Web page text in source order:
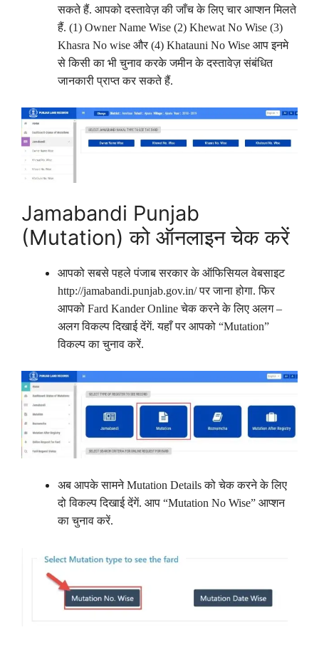
सकते हैं. आपको दस्तावेज़ की जाँच के लिए चार आप्शन मिलते
हैं. (1) Owner Name Wise (2) Khewat No Wise (3)
Khasra No wise और (4) Khatauni No Wise आप इनमे
से किसी का भी चुनाव करके जमीन के दस्तावेज़ संबंधित
जानकारी प्राप्त कर सकते हैं.
Jamabandi Punjab
(Mutation) को ऑनलाइन चेक करें
आपको सबसे पहले पंजाब सरकार के ऑफिसियल वेबसाइट
http://jamabandi.punjab.gov.in/ पर जाना होगा. फिर
आपको Fard Kander Online चेक करने के लिए अलग –
अलग विकल्प दिखाई देंगें. यहाँ पर आपको “Mutation”
विकल्प का चुनाव करें.
अब आपके सामने Mutation Details को चेक करने के लिए
दो विकल्प दिखाई देंगें. आप “Mutation No Wise” आप्शन
का चुनाव करें.